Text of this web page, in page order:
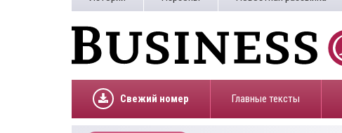
Свежий номер Главные тексты